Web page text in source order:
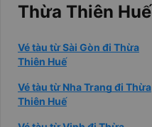
Thừa Thiên Huế
Vé tàu từ Sài Gòn đi Thừa
Thiên Huế
Vé tàu từ Nha Trang đi Thừa
Thiên Huế